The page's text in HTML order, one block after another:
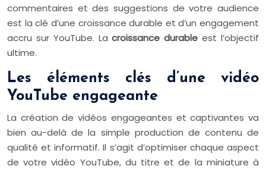
commentaires et des suggestions de votre audience
est la clé d’une croissance durable et d’un engagement
accru sur YouTube. Lacroissance durableest l’objectif
ultime.
Les éléments clés d’une vidéo
YouTube engageante
La création de vidéos engageantes et captivantes va
bien au-delà de la simple production de contenu de
qualité et informatif. Il s’agit d’optimiser chaque aspect
de votre vidéo YouTube, du titre et de la miniature à